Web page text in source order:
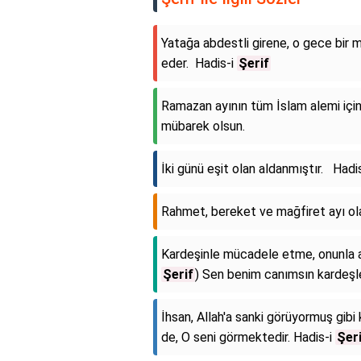
Yatağa abdestli girene, o gece bir
eder. Hadis-i Şerif
Ramazan ayının tüm İslam alemi
mübarek olsun.
İki günü eşit olan aldanmıştır.
Rahmet, bereket ve mağfiret ayı
Kardeşinle mücadele etme,
Şerif) Sen benim canımsın
İhsan, Allah'a sanki görüyormuş
de, O seni görmektedir. Hadis-i